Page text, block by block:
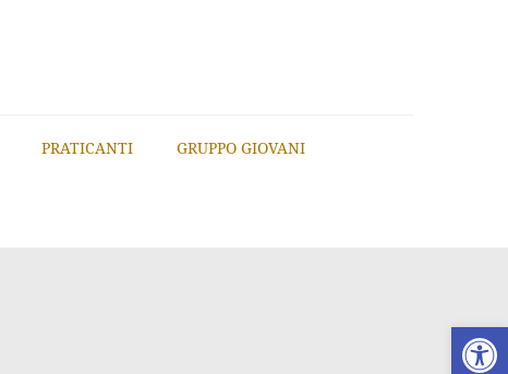
Apri
PRATICANTI GRUPPO GIOVANI